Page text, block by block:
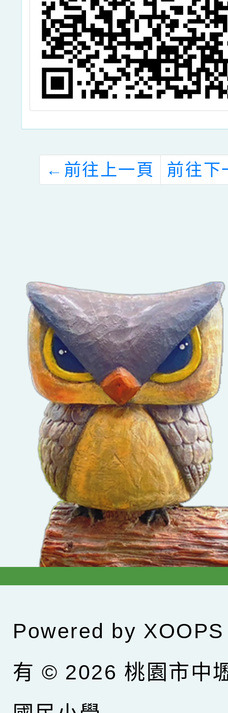
← 前往上一頁 前往下
Powered by XOOPS
有 © 2026 桃園市中